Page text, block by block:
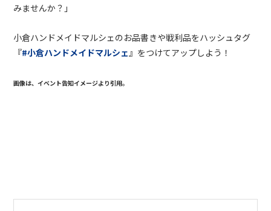
みませんか？」
小倉ハンドメイドマルシェのお品書きや戦利品をハッシュタグ
『#小倉ハンドメイドマルシェ』をつけてアップしよう！
画像は、イベント告知イメージより引用。